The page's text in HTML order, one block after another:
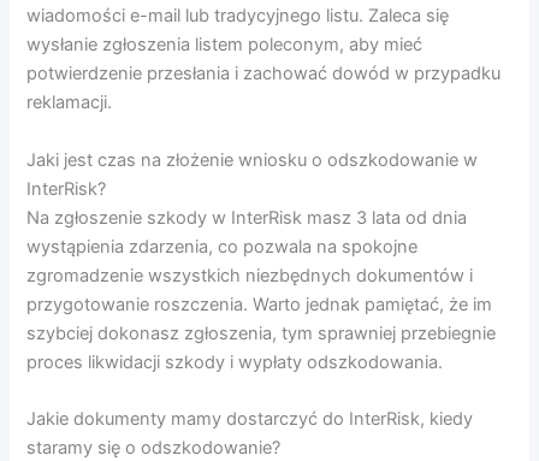
wiadomości e-mail lub tradycyjnego listu. Zaleca się
wysłanie zgłoszenia listem poleconym, aby mieć
potwierdzenie przesłania i zachować dowód w przypadku
reklamacji.
Jaki jest czas na złożenie wniosku o odszkodowanie w
InterRisk?
Na zgłoszenie szkody w InterRisk masz 3 lata od dnia
wystąpienia zdarzenia, co pozwala na spokojne
zgromadzenie wszystkich niezbędnych dokumentów i
przygotowanie roszczenia. Warto jednak pamiętać, że im
szybciej dokonasz zgłoszenia, tym sprawniej przebiegnie
proces likwidacji szkody i wypłaty odszkodowania.
Jakie dokumenty mamy dostarczyć do InterRisk, kiedy
staramy się o odszkodowanie?